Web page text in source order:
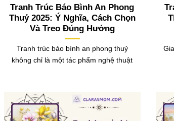
Tranh Trúc Báo Bình An Phong
Thuỷ 2025: Ý Nghĩa, Cách Chọn
Và Treo Đúng Hướng
Tranh trúc báo bình an phong thuỷ
không chỉ là một tác phẩm nghệ thuật